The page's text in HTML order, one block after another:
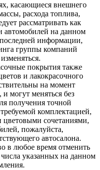
касающиеся внешнего
расхода топлива,
рассматривать как
автомобилей на данном
информации,
группы компаний
покрытия также
и лакокрасочного
на момент
могут меняться без
получения точной
комплектацией,
цветовыми сочетаниями,
пожалуйста,
автосалона.
в любое время отменить
указанных на данном